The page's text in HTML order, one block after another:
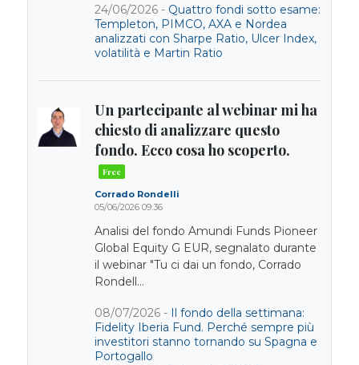
24/06/2026 - Quattro fondi sotto esame:
Templeton, PIMCO, AXA e Nordea
analizzati con Sharpe Ratio, Ulcer Index,
volatilità e Martin Ratio
Un partecipante al webinar mi ha
chiesto di analizzare questo
fondo. Ecco cosa ho scoperto.
Corrado Rondelli
05/06/2026 09:36
Analisi del fondo Amundi Funds Pioneer
Global Equity G EUR, segnalato durante
il webinar "Tu ci dai un fondo, Corrado
Rondell...
08/07/2026 - Il fondo della settimana:
Fidelity Iberia Fund. Perché sempre più
investitori stanno tornando su Spagna e
Portogallo